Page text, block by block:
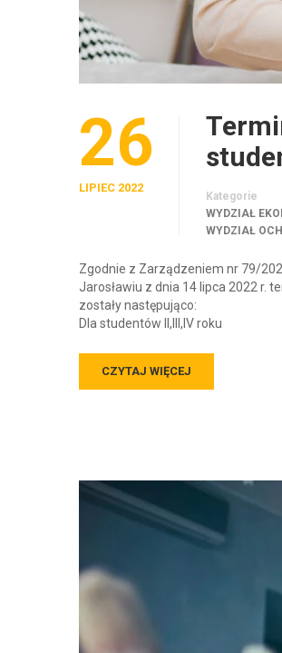
26
LIPIEC 2022
Kategorie
WYDZIAŁ
WYDZIAŁ
Zgodnie z Zarządzeniem nr 79/
Jarosławiu z dnia 14 lipca 2022 r.
zostały następująco:
Dla studentów II,III,IV roku
CZYTAJ WIĘCEJ